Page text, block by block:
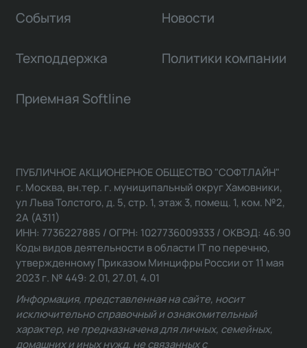
События Новости
Техподдержка Политики компании
Приемная Softline
ПУБЛИЧНОЕ АКЦИОНЕРНОЕ ОБЩЕСТВО "СОФТЛАЙН"
г. Москва, вн.тер. г. муниципальный округ Хамовники,
ул Льва Толстого, д. 5, стр. 1, этаж 3, помещ. 1, ком. №2,
2А (А311)
ИНН: 7736227885 / ОГРН: 1027736009333 / ОКВЭД: 46.90
Коды видов деятельности в области IT по перечню,
утвержденному Приказом Минцифры России от 11 мая
2023 г. № 449: 2.01, 27.01, 4.01
Информация, представленная на сайте, носит
исключительно справочный и ознакомительный
характер, не предназначена для личных, семейных,
домашних и иных нужд, не связанных с